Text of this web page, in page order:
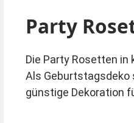
Party
Die Party Rosetten in
Als Geburtstagsdeko
günstige Dekoration